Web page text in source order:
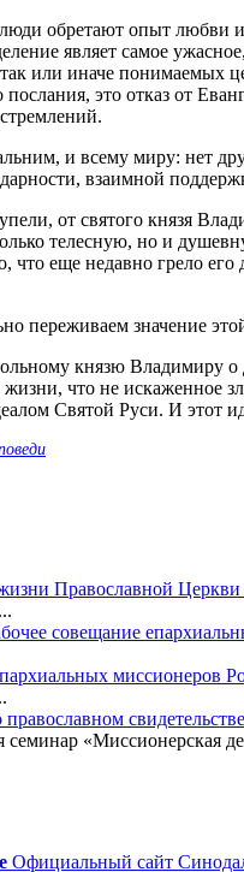
обретают опыт любви
являет самое
или иначе понимаемых
это отказ от
и всему миру: нет
взаимной
от святого князя
телесную, но и
что еще недавно грело
переживаем значение
князю Владимиру
жизни, что не
Святой Руси. И этот
Православной Церкви
совещание
миссионеров
семинар «Миссионерская
Официальный сайт